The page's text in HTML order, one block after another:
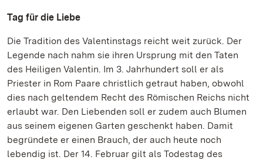
Tag für die Liebe
Die Tradition des Valentinstags reicht weit zurück. Der
Legende nach nahm sie ihren Ursprung mit den Taten
des Heiligen Valentin. Im 3. Jahrhundert soll er als
Priester in Rom Paare christlich getraut haben, obwohl
dies nach geltendem Recht des Römischen Reichs nicht
erlaubt war. Den Liebenden soll er zudem auch Blumen
aus seinem eigenen Garten geschenkt haben. Damit
begründete er einen Brauch, der auch heute noch
lebendig ist. Der 14. Februar gilt als Todestag des